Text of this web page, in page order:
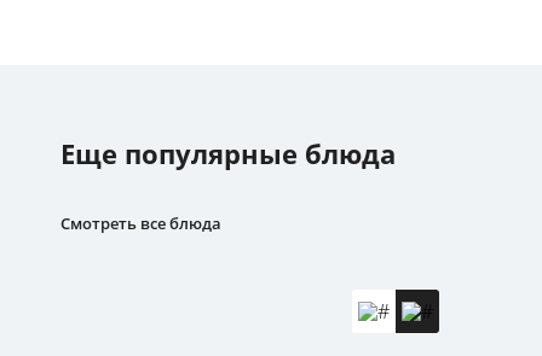
Еще популярные блюда
Смотреть все блюда